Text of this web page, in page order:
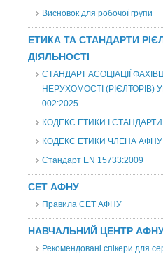
Висновок для робочої групи
ЕТИКА ТА СТАНДАРТИ
ДІЯЛЬНОСТІ
СТАНДАРТ АСОЦІАЦІЇ
НЕРУХОМОСТІ (РІЄЛТОРІВ)
002:2025
КОДЕКС ЕТИКИ І
КОДЕКС ЕТИКИ ЧЛЕНА АФНУ
Стандарт EN 15733:2009
СЕТ АФНУ
Правила СЕТ АФНУ
НАВЧАЛЬНИЙ ЦЕНТР
Рекомендовані спікери для